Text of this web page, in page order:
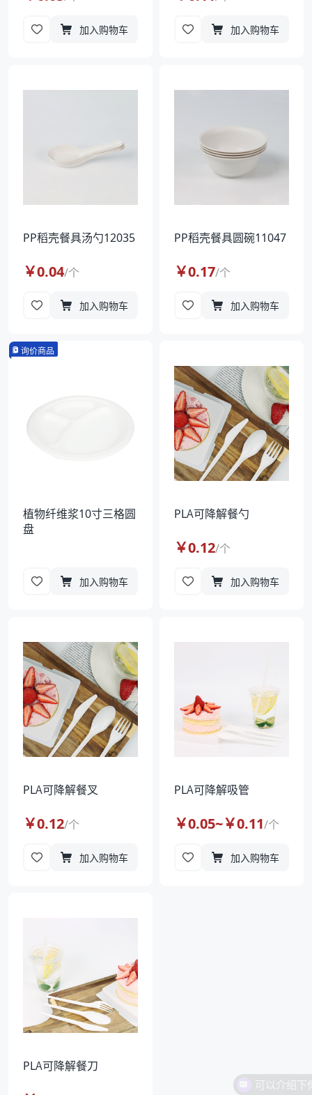
加入购物车 加入购物车
PP稻壳餐具汤勺12035
￥0.04/个
加入购物车
PP稻壳餐具圆碗11047
￥0.17/个
加入购物车
询价商品
植物纤维浆10寸三格圆
盘
加入购物车
PLA可降解餐勺
￥0.12/个
加入购物车
PLA可降解餐叉
￥0.12/个
加入购物车
PLA可降解吸管
￥0.05~￥0.11/个
加入购物车
PLA可降解餐刀